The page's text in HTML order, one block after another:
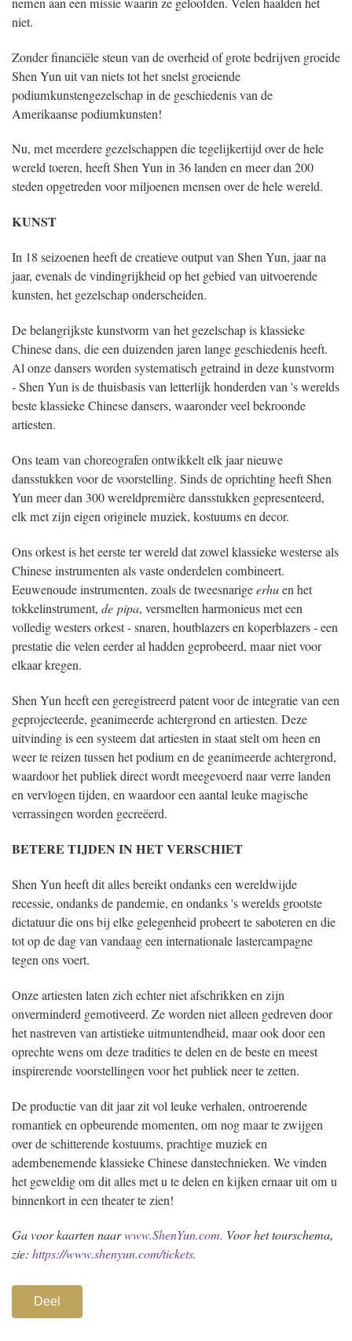
niet.
Zonder financiële steun van de overheid of grote bedrijven groeide
Shen Yun uit van niets tot het snelst groeiende
podiumkunstengezelschap in de geschiedenis van de
Amerikaanse podiumkunsten!
Nu, met meerdere gezelschappen die tegelijkertijd over de hele
wereld toeren, heeft Shen Yun in 36 landen en meer dan 200
steden opgetreden voor miljoenen mensen over de hele wereld.
KUNST
In 18 seizoenen heeft de creatieve output van Shen Yun, jaar na
jaar, evenals de vindingrijkheid op het gebied van uitvoerende
kunsten, het gezelschap onderscheiden.
De belangrijkste kunstvorm van het gezelschap is klassieke
Chinese dans, die een duizenden jaren lange geschiedenis heeft.
Al onze dansers worden systematisch getraind in deze kunstvorm
- Shen Yun is de thuisbasis van letterlijk honderden van 's werelds
beste klassieke Chinese dansers, waaronder veel bekroonde
artiesten.
Ons team van choreografen ontwikkelt elk jaar nieuwe
dansstukken voor de voorstelling. Sinds de oprichting heeft Shen
Yun meer dan 300 wereldpremière dansstukken gepresenteerd,
elk met zijn eigen originele muziek, kostuums en decor.
Ons orkest is het eerste ter wereld dat zowel klassieke westerse als
Chinese instrumenten als vaste onderdelen combineert.
Eeuwenoude instrumenten, zoals de tweesnarigeerhuen het
tokkelinstrument, de pipa, versmelten harmonieus met een
volledig westers orkest - snaren, houtblazers en koperblazers - een
prestatie die velen eerder al hadden geprobeerd, maar niet voor
elkaar kregen.
Shen Yun heeft een geregistreerd patent voor de integratie van een
geprojecteerde, geanimeerde achtergrond en artiesten. Deze
uitvinding is een systeem dat artiesten in staat stelt om heen en
weer te reizen tussen het podium en de geanimeerde achtergrond,
waardoor het publiek direct wordt meegevoerd naar verre landen
en vervlogen tijden, en waardoor een aantal leuke magische
verrassingen worden gecreëerd.
BETERE TIJDEN IN HET VERSCHIET
Shen Yun heeft dit alles bereikt ondanks een wereldwijde
recessie, ondanks de pandemie, en ondanks 's werelds grootste
dictatuur die ons bij elke gelegenheid probeert te saboteren en die
tot op de dag van vandaag een internationale lastercampagne
tegen ons voert.
Onze artiesten laten zich echter niet afschrikken en zijn
onverminderd gemotiveerd. Ze worden niet alleen gedreven door
het nastreven van artistieke uitmuntendheid, maar ook door een
oprechte wens om deze tradities te delen en de beste en meest
inspirerende voorstellingen voor het publiek neer te zetten.
De productie van dit jaar zit vol leuke verhalen, ontroerende
romantiek en opbeurende momenten, om nog maar te zwijgen
over de schitterende kostuums, prachtige muziek en
adembenemende klassieke Chinese danstechnieken. We vinden
het geweldig om dit alles met u te delen en kijken ernaar uit om u
binnenkort in een theater te zien!
Ga voor kaarten naarwww.ShenYun.com. Voor het tourschema,
zie: https://www.shenyun.com/tickets.
Deel